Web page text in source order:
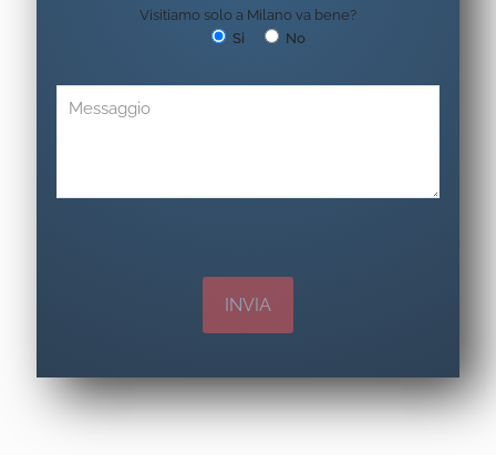
Visitiamo solo a Milano va bene?
Si
No